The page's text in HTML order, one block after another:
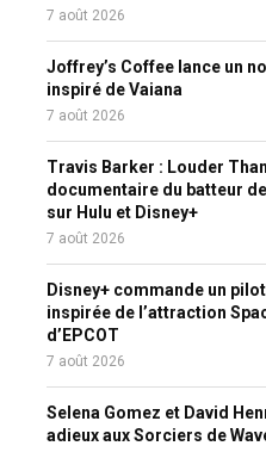
7 août 2026
Joffrey’s Coffee lance un
inspiré de Vaiana
7 août 2026
Travis Barker : Louder
documentaire du batteur
sur Hulu et Disney+
7 août 2026
Disney+ commande un
inspirée de l’attraction
d’EPCOT
7 août 2026
Selena Gomez et David
adieux aux Sorciers de